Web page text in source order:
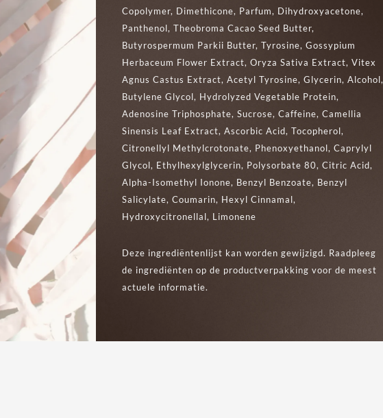
Copolymer, Dimethicone, Parfum, Dihydroxyacetone,
Panthenol, Theobroma Cacao Seed Butter,
Butyrospermum Parkii Butter, Tyrosine, Gossypium
Herbaceum Flower Extract, Oryza Sativa Extract, Vitex
Agnus Castus Extract, Acetyl Tyrosine, Glycerin, Alcohol,
Butylene Glycol, Hydrolyzed Vegetable Protein,
Adenosine Triphosphate, Sucrose, Caffeine, Camellia
Sinensis Leaf Extract, Ascorbic Acid, Tocopherol,
Citronellyl Methylcrotonate, Phenoxyethanol, Caprylyl
Glycol, Ethylhexylglycerin, Polysorbate 80, Citric Acid,
Alpha-Isomethyl Ionone, Benzyl Benzoate, Benzyl
Salicylate, Coumarin, Hexyl Cinnamal,
Hydroxycitronellal, Limonene
Deze ingrediëntenlijst kan worden gewijzigd. Raadpleeg
de ingrediënten op de productverpakking voor de meest
actuele informatie.